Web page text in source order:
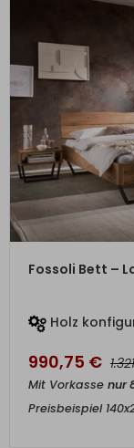
Fossoli Bett –
Holz
990,75 €
Mit Vorkasse nur
Preisbeispiel